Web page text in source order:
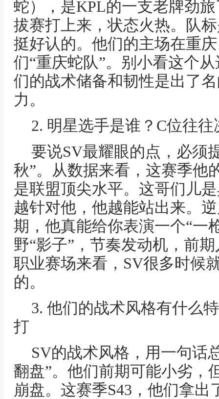
蛇），是KPL的一支老牌劲
拔赛打上来，状态火热。队
挺好认的。他们的主场在重
们“重庆蛇队”。别小看这个
们的战术储备和韧性是出了
力。
2. 明星选手是谁？C位往
要说SV最耀眼的点，必须
秋”。从数据来看，这赛季他
是联盟顶尖水平。这哥们儿
越针对他，他越能站出来。
期，他真能给你表演一个“一
野“影子”，节奏发动机，前
职业赛场来看，SV很多时候
的。
3. 他们的战术风格有什么
打
SV的战术风格，用一句话
翻盘”。他们前期可能小劣，
崩盘。这赛季S43，他们拿出